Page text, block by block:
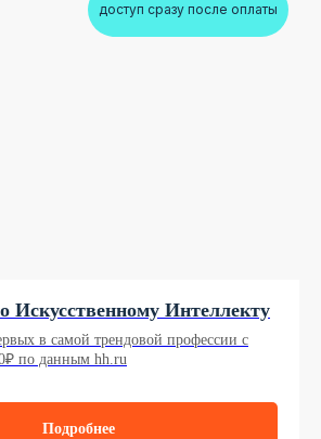
доступ сразу после оплаты
Искусственному Интеллекту
в самой трендовой профессии с
по данным hh.ru
Подробнее